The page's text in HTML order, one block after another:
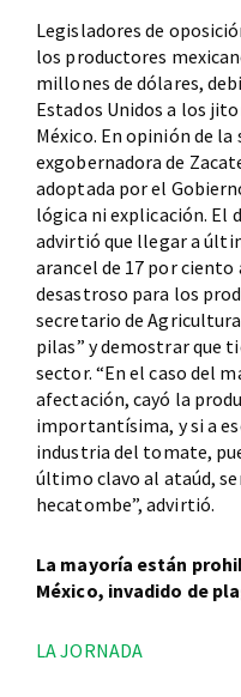
Legisladores de
los productores
millones de dólares,
Estados Unidos a los
México. En opinión de
exgobernadora de
adoptada por el
lógica ni explicación. El
advirtió que llegar a
arancel de 17 por
desastroso para los
secretario de
pilas” y demostrar que
sector. “En el caso del
afectación, cayó la
importantísima, y si a
industria del tomate,
último clavo al ataúd,
hecatombe”, advirtió.
La mayoría están
México, invadido de
LA JORNADA